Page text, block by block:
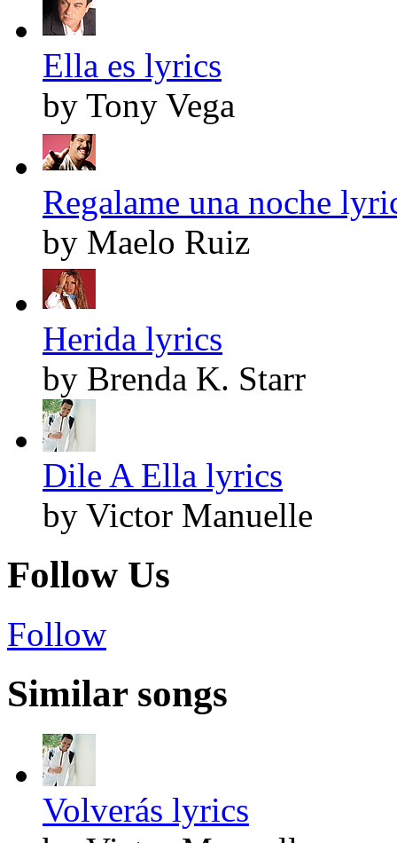
Ella es lyrics
by Tony Vega
Regalame una noche
by Maelo Ruiz
Herida lyrics
by Brenda K. Starr
Dile A Ella lyrics
by Victor Manuelle
Follow Us
Follow
Similar songs
Volverás lyrics